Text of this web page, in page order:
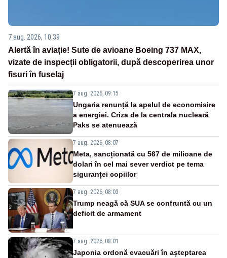
7 aug. 2026, 10:39
Alertă în aviație! Sute de avioane Boeing 737 MAX,
vizate de inspecții obligatorii, după descoperirea unor
fisuri în fuselaj
7 aug. 2026, 09:15
Ungaria renunță la apelul de economisire
a energiei. Criza de la centrala nucleară
Paks se atenuează
7 aug. 2026, 08:07
Meta, sancționată cu 567 de milioane de
dolari în cel mai sever verdict pe tema
siguranței copiilor
7 aug. 2026, 08:03
Trump neagă că SUA se confruntă cu un
deficit de armament
7 aug. 2026, 08:01
Japonia ordonă evacuări în așteptarea